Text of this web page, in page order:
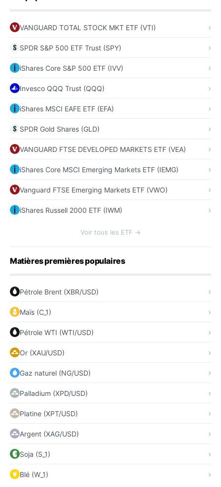
VANGUARD TOTAL STOCK MKT ETF (VTI)
SPDR S&P 500 ETF Trust (SPY)
iShares Core S&P 500 ETF (IVV)
Invesco QQQ Trust (QQQ)
iShares MSCI EAFE ETF (EFA)
SPDR Gold Shares (GLD)
VANGUARD FTSE DEVELOPED MARKETS ETF (VEA)
iShares Core MSCI Emerging Markets ETF (IEMG)
Vanguard FTSE Emerging Markets ETF (VWO)
iShares Russell 2000 ETF (IWM)
Voir tous les ETF →
Matières premières populaires
Pétrole Brent (XBR/USD)
Maïs (C_1)
Pétrole WTI (WTI/USD)
Or (XAU/USD)
Gaz naturel (NG/USD)
Palladium (XPD/USD)
Platine (XPT/USD)
Argent (XAG/USD)
Soja (S_1)
Blé (W_1)